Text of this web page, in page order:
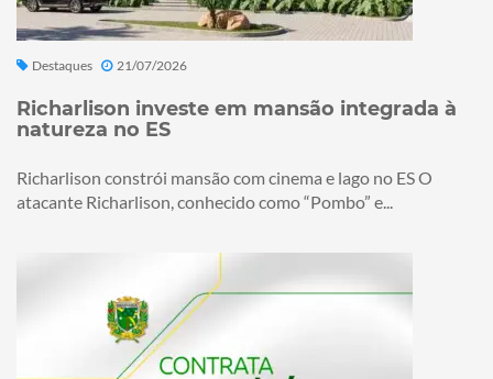
Destaques 21/07/2026
Richarlison investe em mansão integrada à
natureza no ES
Richarlison constrói mansão com cinema e lago no ES O
atacante Richarlison, conhecido como “Pombo” e...